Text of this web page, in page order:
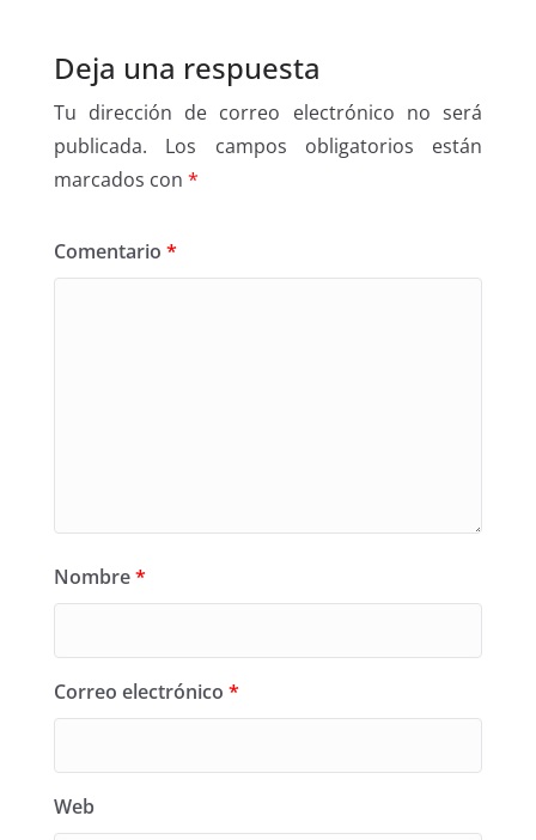
Deja una respuesta
Tu dirección de correo electrónico no será
publicada.
Los campos obligatorios están
marcados con *
Comentario *
Nombre*
Correo electrónico *
Web